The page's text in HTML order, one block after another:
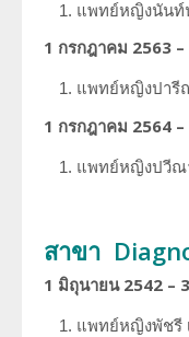
แพทย์หญิงนันท์
1 กรกฎาคม 2563
แพทย์หญิงปารี
1 กรกฎาคม 2564
แพทย์หญิงปวีณ
สาขา
1 มิถุนายน 2542 –
แพทย์หญิงพัชรี